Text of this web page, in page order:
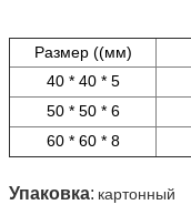
Размер ((мм)
40 * 40 * 5
50 * 50 * 6
60 * 60 * 8
Упаковка: картонный